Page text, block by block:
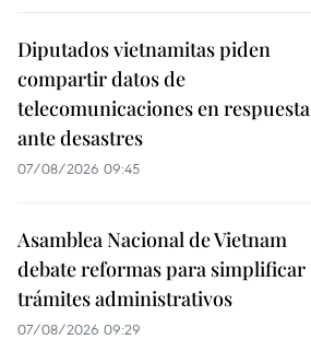
Diputados vietnamitas piden
compartir datos de
telecomunicaciones en respuesta
ante desastres
07/08/2026 09:45
Asamblea Nacional de Vietnam
debate reformas para simplificar
trámites administrativos
07/08/2026 09:29